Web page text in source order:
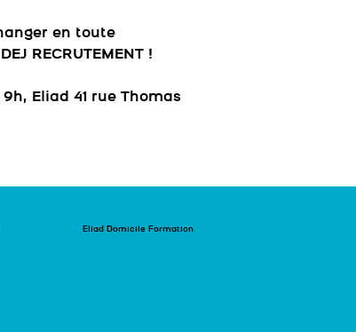
en toute
RECRUTEMENT !
Eliad 41 rue Thomas
Eliad Domicile Formation